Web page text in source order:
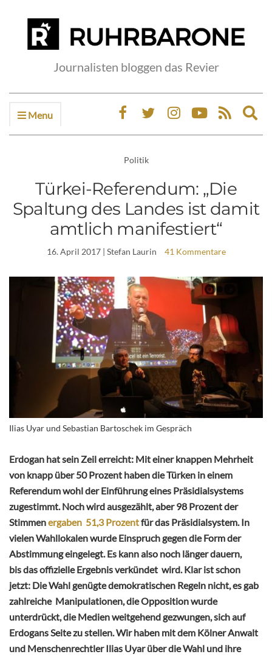
Journalisten bloggen das Revier
Menu
Politik
Türkei-Referendum: „Die
Spaltung des Landes ist damit
amtlich manifestiert“
16. April 2017| Stefan Laurin 41 Kommentare
Ilias Uyar und Sebastian Bartoschek im Gespräch
Erdogan hat sein Zeil erreicht: Mit einer knappen Mehrheit
von knapp über 50 Prozent haben die Türken in einem
Referendum wohl der Einführung eines Präsidialsystems
zugestimmt. Noch wird ausgezählt, aber 98 Prozent der
Stimmenergaben 51,3 Prozentfür das Präsidialsystem. In
vielen Wahllokalen wurde Einspruch gegen die Form der
Abstimmung eingelegt. Es kann also noch länger dauern,
bis das offizielle Ergebnis verkündet wird. Klar ist schon
jetzt: Die Wahl genügte demokratischen Regeln nicht, es gab
zahlreiche Manipulationen, die Opposition wurde
unterdrückt, die Medien weitgehend gezwungen, sich auf
Erdogans Seite zu stellen. Wir haben mit dem Kölner Anwalt
und Menschenrechtler Ilias Uyar über die Wahl und ihre